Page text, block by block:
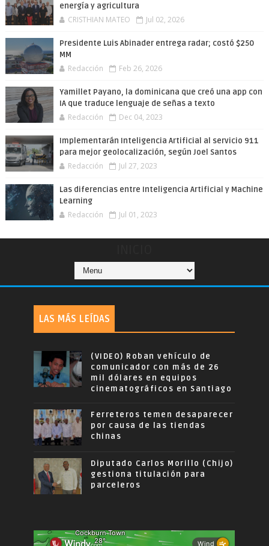
energía y agricultura
CRISTHIAN MATEO Jul 02, 2026
Presidente Luis Abinader entrega radar; costó $250
MM
Redacción Feb 26, 2026
Yamillet Payano, la dominicana que creó una app con
IA que traduce lenguaje de señas a texto
Redacción Dec 04, 2023
Implementarán Inteligencia Artificial al servicio 911
para mejor geolocalización, según Joel Santos
Redacción Jul 27, 2023
Las diferencias entre Inteligencia Artificial y Machine
Learning
Redacción Jul 01, 2023
LAS MÁS LEÍDAS
(VIDEO) Roban vehículo de
comunicador con más de 26
mil dólares en equipos
cinematográficos en Santiago
Ferreteros temen desaparecer
por causa de las tiendas
chinas
Diputado Carlos Morillo (Chijo)
gestiona titulación para
parceleros